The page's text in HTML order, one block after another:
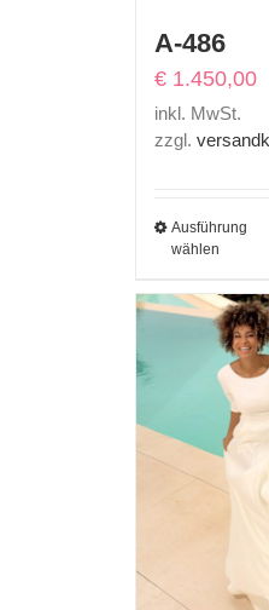
A-486
€1.450,00
inkl. MwSt.
zzgl.
Ausführung
wählen